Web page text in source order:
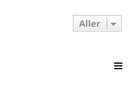
Aller